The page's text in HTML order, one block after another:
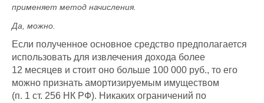
применяет метод начисления.
Да, можно.
Если полученное основное средство предполагается
использовать для извлечения дохода более
12 месяцев и стоит оно больше 100 000 руб., то его
можно признать амортизируемым имуществом
(п. 1 ст. 256 НК РФ). Никаких ограничений по